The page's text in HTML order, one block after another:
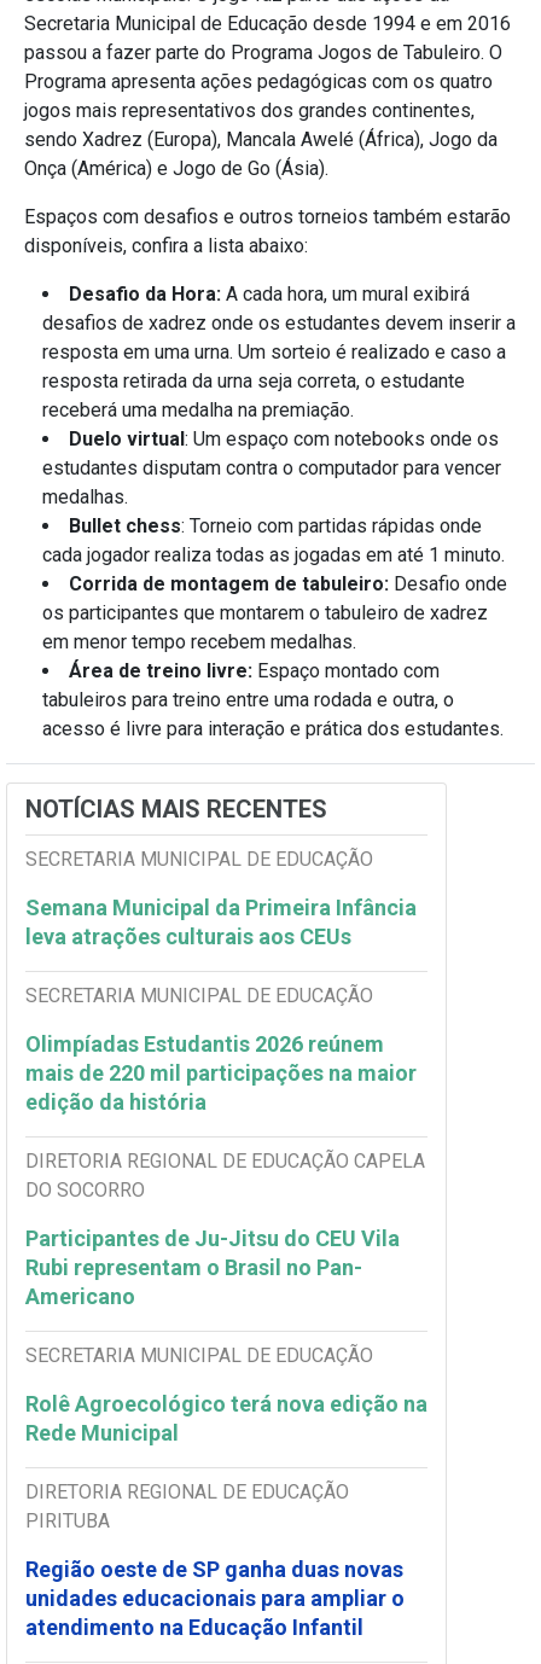
Secretaria Municipal de Educação desde 1994 e em 2016
passou a fazer parte do Programa Jogos de Tabuleiro. O
Programa apresenta ações pedagógicas com os quatro
jogos mais representativos dos grandes continentes,
sendo Xadrez (Europa), Mancala Awelé (África), Jogo da
Onça (América) e Jogo de Go (Ásia).
Espaços com desafios e outros torneios também estarão
disponíveis, confira a lista abaixo:
Desafio da Hora: A cada hora, um mural exibirá
desafios de xadrez onde os estudantes devem inserir a
resposta em uma urna. Um sorteio é realizado e caso a
resposta retirada da urna seja correta, o estudante
receberá uma medalha na premiação.
Duelo virtual: Um espaço com notebooks onde os
estudantes disputam contra o computador para vencer
medalhas.
Bullet chess: Torneio com partidas rápidas onde
cada jogador realiza todas as jogadas em até 1 minuto.
Corrida de montagem de tabuleiro: Desafio onde
os participantes que montarem o tabuleiro de xadrez
em menor tempo recebem medalhas.
Área de treino livre: Espaço montado com
tabuleiros para treino entre uma rodada e outra, o
acesso é livre para interação e prática dos estudantes.
NOTÍCIAS MAIS RECENTES
SECRETARIA MUNICIPAL DE EDUCAÇÃO
Semana Municipal da Primeira Infância
leva atrações culturais aos CEUs
SECRETARIA MUNICIPAL DE EDUCAÇÃO
Olimpíadas Estudantis 2026 reúnem
mais de 220 mil participações na maior
edição da história
DIRETORIA REGIONAL DE EDUCAÇÃO CAPELA
DO SOCORRO
Participantes de Ju-Jitsu do CEU Vila
Rubi representam o Brasil no Pan-
Americano
SECRETARIA MUNICIPAL DE EDUCAÇÃO
Rolê Agroecológico terá nova edição na
Rede Municipal
DIRETORIA REGIONAL DE EDUCAÇÃO
PIRITUBA
Região oeste de SP ganha duas novas
unidades educacionais para ampliar o
atendimento na Educação Infantil